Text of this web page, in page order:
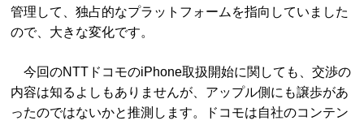
管理して、独占的なプラットフォームを指向していました
ので、大きな変化です。
今回のNTTドコモのiPhone取扱開始に関しても、交渉の
内容は知るよしもありませんが、アップル側にも譲歩があ
ったのではないかと推測します。ドコモは自社のコンテン